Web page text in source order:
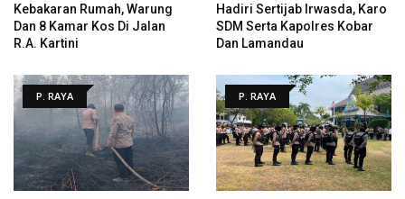
Kebakaran Rumah, Warung
Dan 8 Kamar Kos Di Jalan
R.A. Kartini
Hadiri Sertijab Irwasda, Karo
SDM Serta Kapolres Kobar
Dan Lamandau
P. RAYA P. RAYA